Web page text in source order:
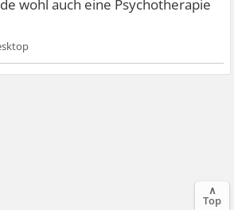
wohl auch eine Psychotherapie
∧
Top